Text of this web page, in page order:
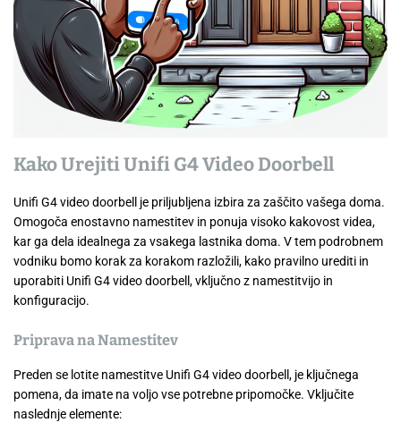
Kako Urejiti Unifi G4 Video Doorbell
Unifi G4 video doorbell je priljubljena izbira za zaščito vašega doma.
Omogoča enostavno namestitev in ponuja visoko kakovost videa,
kar ga dela idealnega za vsakega lastnika doma. V tem podrobnem
vodniku bomo korak za korakom razložili, kako pravilno urediti in
uporabiti Unifi G4 video doorbell, vključno z namestitvijo in
konfiguracijo.
Priprava na Namestitev
Preden se lotite namestitve Unifi G4 video doorbell, je ključnega
pomena, da imate na voljo vse potrebne pripomočke. Vključite
naslednje elemente: